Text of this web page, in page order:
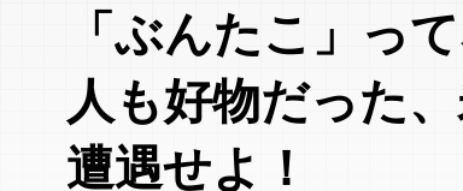
「ぶんたこ」っ
人も好物だった
遭遇せよ！